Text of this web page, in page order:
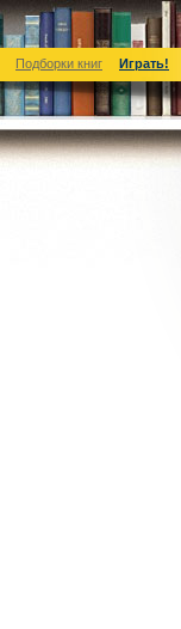
Подборки книг Играть!